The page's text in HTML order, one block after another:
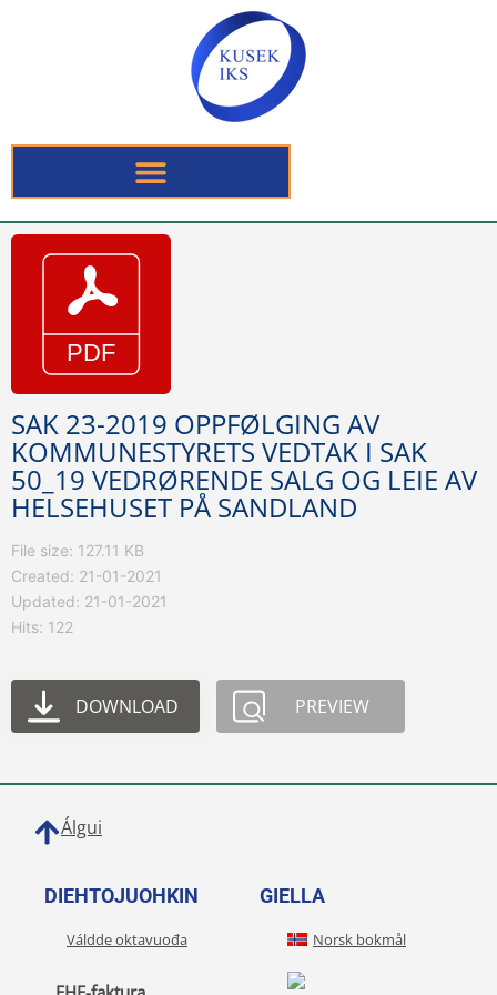
SAK 23-2019 OPPFØLGING AV
KOMMUNESTYRETS VEDTAK I SAK
50_19 VEDRØRENDE SALG OG LEIE AV
HELSEHUSET PÅ SANDLAND
File size: 127.11 KB
Created: 21-01-2021
Updated: 21-01-2021
Hits: 122
DOWNLOAD PREVIEW
Álgui
DIEHTOJUOHKIN
Váldde oktavuođa
GIELLA
Norsk bokmål